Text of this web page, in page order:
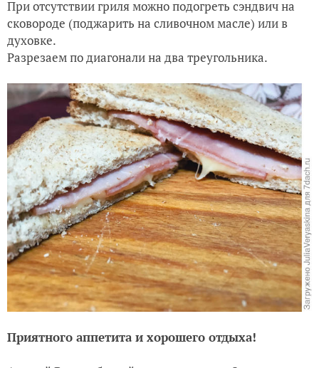
При отсутствии гриля можно подогреть сэндвич на
сковороде (поджарить на сливочном масле) или в
духовке.
Разрезаем по диагонали на два треугольника.
Приятного аппетита и хорошего отдыха!